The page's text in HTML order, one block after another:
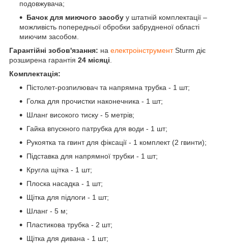
подовжувача;
Бачок для миючого засобу у штатній комплектації –
можливість попередньої обробки забрудненої області
миючим засобом.
Гарантійні зобов'язання: на електроінструментSturm діє
розширена гарантія 24 місяці
Комплектація:
Пістолет-розпилювач та напрямна трубка - 1 шт;
Голка для прочистки наконечника - 1 шт;
Шланг високого тиску - 5 метрів;
Гайка впускного патрубка для води - 1 шт;
Рукоятка та гвинт для фіксації - 1 комплект (2 гвинти);
Підставка для напрямної трубки - 1 шт;
Кругла щітка - 1 шт;
Плоска насадка - 1 шт;
Щітка для підлоги - 1 шт;
Шланг - 5 м;
Пластикова трубка - 2 шт;
Щітка для дивана - 1 шт;